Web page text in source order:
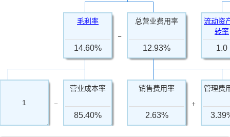
毛利率
14.60%
−
总营业费用率
12.93%
流动资
转率
1.0
1 −
营业成本率
85.40%
销售费用率
2.63%
+
管理费